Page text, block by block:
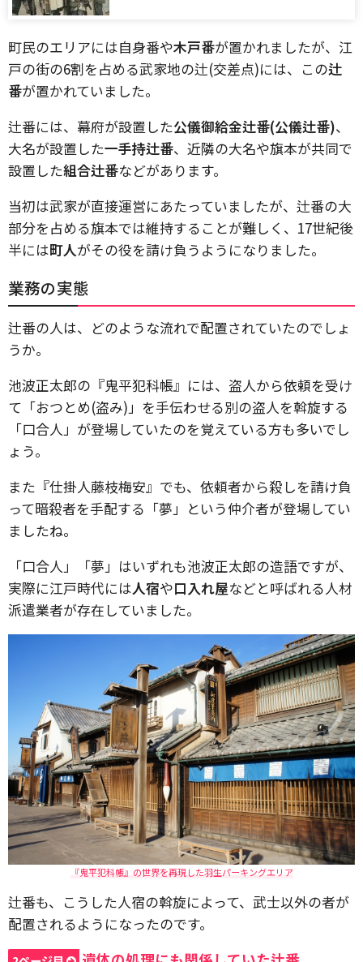
町民のエリアには自身番や木戸番が置かれましたが、江
戸の街の6割を占める武家地の辻(交差点)には、この辻
番が置かれていました。
辻番には、幕府が設置した公儀御給金辻番(公儀辻番)、
大名が設置した一手持辻番、近隣の大名や旗本が共同で
設置した組合辻番などがあります。
当初は武家が直接運営にあたっていましたが、辻番の大
部分を占める旗本では維持することが難しく、17世紀後
半には町人がその役を請け負うようになりました。
業務の実態
辻番の人は、どのような流れで配置されていたのでしょ
うか。
池波正太郎の『鬼平犯科帳』には、盗人から依頼を受け
て「おつとめ(盗み)」を手伝わせる別の盗人を斡旋する
「口合人」が登場していたのを覚えている方も多いでし
ょう。
また『仕掛人藤枝梅安』でも、依頼者から殺しを請け負
って暗殺者を手配する「夢」という仲介者が登場してい
ましたね。
「口合人」「夢」はいずれも池波正太郎の造語ですが、
実際に江戸時代には人宿や口入れ屋などと呼ばれる人材
派遣業者が存在していました。
『鬼平犯科帳』の世界を再現した羽生パーキングエリア
辻番も、こうした人宿の斡旋によって、武士以外の者が
配置されるようになったのです。